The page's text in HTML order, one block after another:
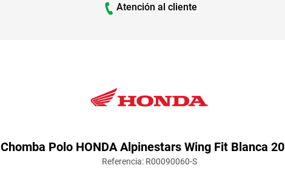
Atención al cliente
Chomba Polo HONDA Alpinestars Wing Fit Blanca
Referencia: R00090060-S